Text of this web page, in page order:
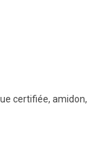
certifiée, amidon,